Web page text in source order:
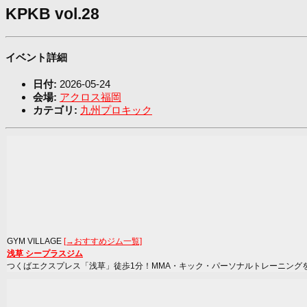
KPKB vol.28
イベント詳細
日付: 2026-05-24
会場: アクロス福岡
カテゴリ: 九州プロキック
GYM VILLAGE [→おすすめジム一覧]
浅草 シープラスジム
つくばエクスプレス「浅草」徒歩1分！MMA・キック・パーソナルトレーニング